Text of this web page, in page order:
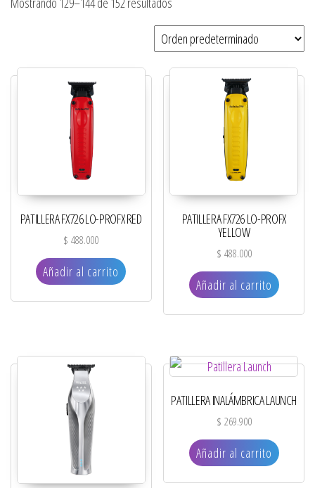
PATILLERA FX726 LO-PROFX RED
$ 488.000
Añadir al carrito
PATILLERA FX726 LO-PROFX
YELLOW
$ 488.000
Añadir al carrito
PATILLERA INALÁMBRICA LAUNCH
$ 269.900
Añadir al carrito